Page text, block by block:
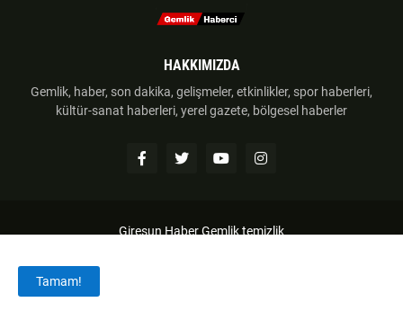
HAKKIMIZDA
Gemlik, haber, son dakika, gelişmeler, etkinlikler, spor haberleri,
kültür-sanat haberleri, yerel gazete, bölgesel haberler
Giresun HaberGemlik temizlik
Tamam!